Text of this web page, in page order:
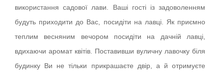
використання садової лави. Ваші гості із задоволенням
будуть приходити до Вас, посидіти на лавці. Як приємно
теплим весняним вечором посидіти на дачній лавці,
вдихаючи аромат квітів. Поставивши вуличну лавочку біля
будинку Ви не тільки прикрашаєте двір, а й отримуєте